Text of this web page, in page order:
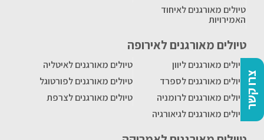
צרו קשר
טיולים מאורגנים לאיחוד
האמירויות
טיולים מאורגנים לאירופה
טיולים מאורגנים ליוון
טיולים מאורגנים לאיטליה
טיולים מאורגנים לספרד
טיולים מאורגנים לפורטוגל
טיולים מאורגנים לרומניה
טיולים מאורגנים לצרפת
טיולים מאורגנים לגיאורגיה